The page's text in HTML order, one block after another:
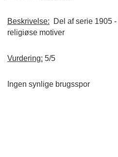
Beskrivelse: Del af serie 1905
religiøse motiver
Vurdering: 5/5
Ingen synlige brugsspor